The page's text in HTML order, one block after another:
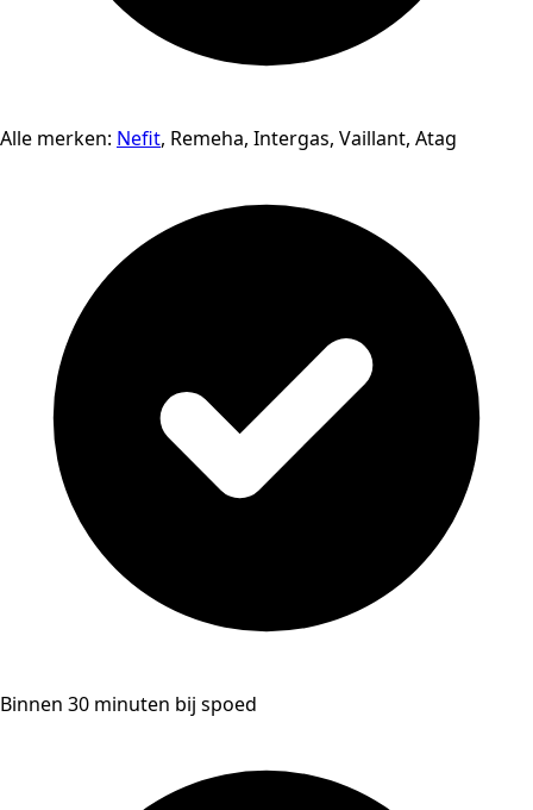
Alle merken: Nefit, Remeha, Intergas, Vaillant, Atag
Binnen 30 minuten bij spoed